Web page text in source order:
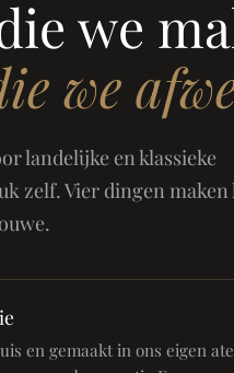
we
we
landelijke en klassieke
zelf. Vier dingen maken
en gemaakt in ons eigen